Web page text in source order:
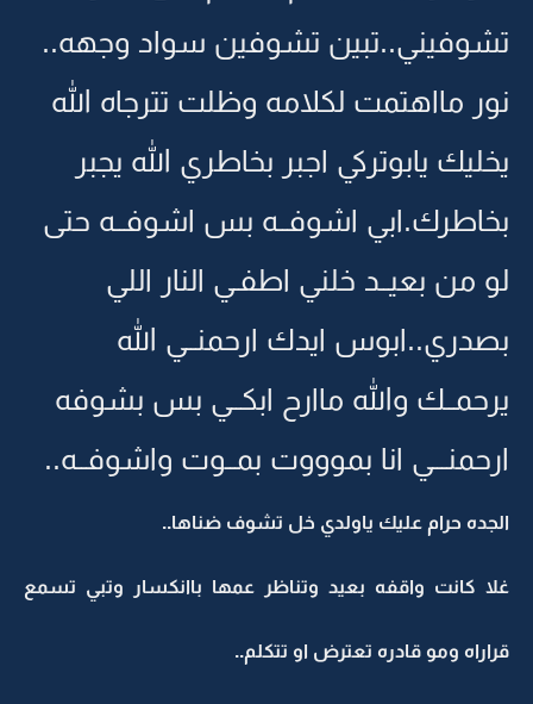
تشوفيني..تبين تشوفين سواد وجهه..
نور مااهتمت لكلامه وظلت تترجاه الله
يخليك يابوتركي اجبر بخاطري الله يجبر
بخاطرك.ابي اشوفــه بس اشوفــه حتى
لو من بعيــد خلني اطفـي النار اللي
بصدري..ابوس ايدك ارحمنــي الله
يرحمــك والله ماارح ابكــي بس بشوفه
ارحمنـــي انا بموووت بمــوت واشوفــه..
الجده حرام عليك ياولدي خل تشوف ضناها..
غلا كانت واقفه بعيد وتناظر عمها باانكسار وتبي تسمع
قراراه ومو قادره تعترض او تتكلم..